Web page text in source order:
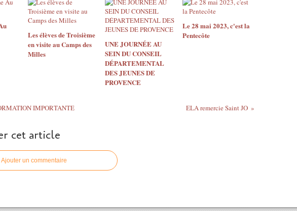
Les élèves de Troisième
en visite au Camps des
Milles
UNE JOURNÉE AU
SEIN DU CONSEIL
DÉPARTEMENTAL
DES JEUNES DE
PROVENCE
Le 28 mai 2023, c'est la
Pentecôte
IMPORTANTE ELA remercie Saint JO
cet article
Ajouter un commentaire